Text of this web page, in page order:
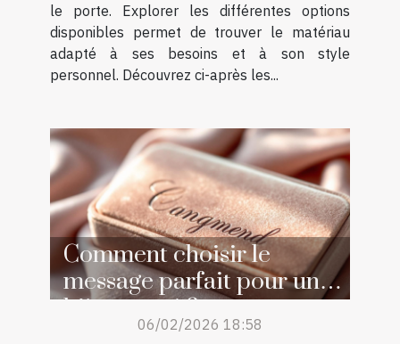
le porte. Explorer les différentes options
disponibles permet de trouver le matériau
adapté à ses besoins et à son style
personnel. Découvrez ci-après les...
Comment choisir le
message parfait pour un
bijou gravé ?
06/02/2026 18:58